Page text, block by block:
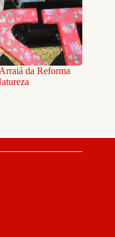
da Reforma